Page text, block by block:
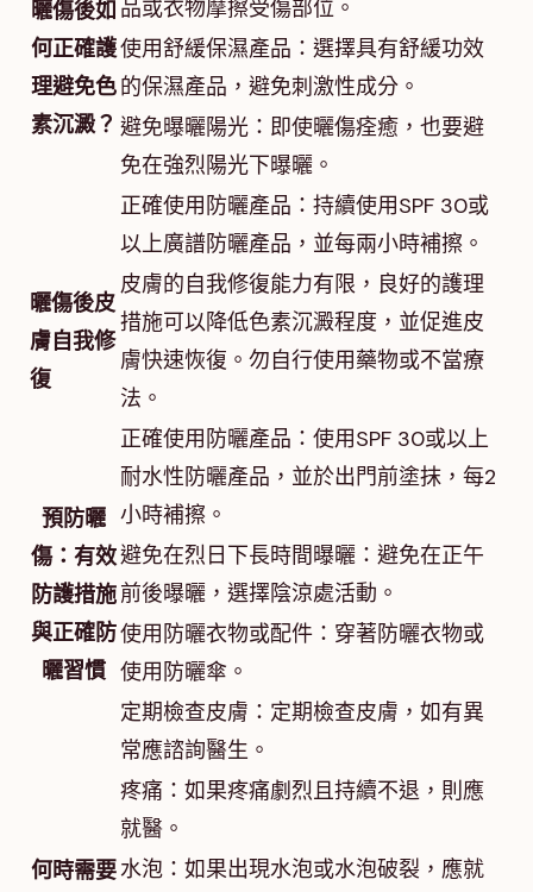
曬傷後如
何正確護
理避免色
素沉澱？
品或衣物摩擦受傷部位。
使用舒緩保濕產品：選擇具有舒緩功效
的保濕產品，避免刺激性成分。
避免曝曬陽光：即使曬傷痊癒，也要避
免在強烈陽光下曝曬。
正確使用防曬產品：持續使用SPF 30或
以上廣譜防曬產品，並每兩小時補擦。
曬傷後皮
膚自我修
復
皮膚的自我修復能力有限，良好的護理
措施可以降低色素沉澱程度，並促進皮
膚快速恢復。勿自行使用藥物或不當療
法。
預防曬
傷：有效
防護措施
與正確防
曬習慣
正確使用防曬產品：使用SPF 30或以上
耐水性防曬產品，並於出門前塗抹，每2
小時補擦。
避免在烈日下長時間曝曬：避免在正午
前後曝曬，選擇陰涼處活動。
使用防曬衣物或配件：穿著防曬衣物或
使用防曬傘。
定期檢查皮膚：定期檢查皮膚，如有異
常應諮詢醫生。
何時需要
疼痛：如果疼痛劇烈且持續不退，則應
就醫。
水泡：如果出現水泡或水泡破裂，應就